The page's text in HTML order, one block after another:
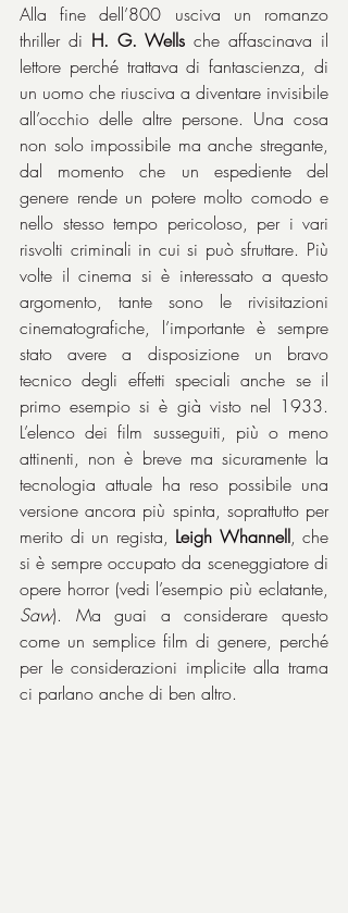
Alla fine dell’800 usciva un romanzo
thriller di H. G. Wells che affascinava il
lettore perché trattava di fantascienza, di
un uomo che riusciva a diventare invisibile
all’occhio delle altre persone. Una cosa
non solo impossibile ma anche stregante,
dal momento che un espediente del
genere rende un potere molto comodo e
nello stesso tempo pericoloso, per i vari
risvolti criminali in cui si può sfruttare. Più
volte il cinema si è interessato a questo
argomento, tante sono le rivisitazioni
cinematografiche, l’importante è sempre
stato avere a disposizione un bravo
tecnico degli effetti speciali anche se il
primo esempio si è già visto nel 1933.
L’elenco dei film susseguiti, più o meno
attinenti, non è breve ma sicuramente la
tecnologia attuale ha reso possibile una
versione ancora più spinta, soprattutto per
merito di un regista, Leigh Whannell, che
si è sempre occupato da sceneggiatore di
Saw). Ma guai a considerare questo
come un semplice film di genere, perché
per le considerazioni implicite alla trama
ci parlano anche di ben altro.